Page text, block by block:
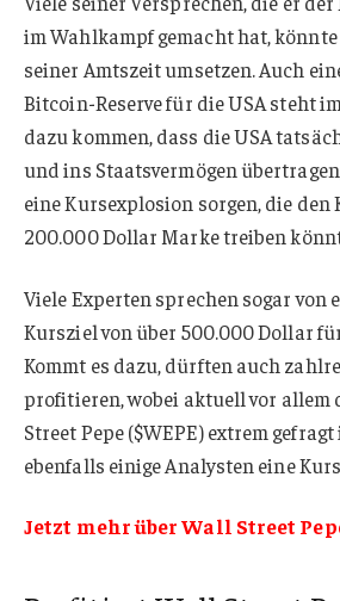
im Wahlkampf gemacht hat,
seiner Amtszeit umsetzen. Auch
Bitcoin-Reserve für die USA steht
dazu kommen, dass die USA
und ins Staatsvermögen
eine Kursexplosion sorgen, die den
200.000 Dollar Marke treiben
Viele Experten sprechen sogar von
Kursziel von über 500.000 Dollar
Kommt es dazu, dürften auch
profitieren, wobei aktuell vor allem
Street Pepe ($WEPE) extrem
ebenfalls einige Analysten eine
Jetzt mehr über Wall Street